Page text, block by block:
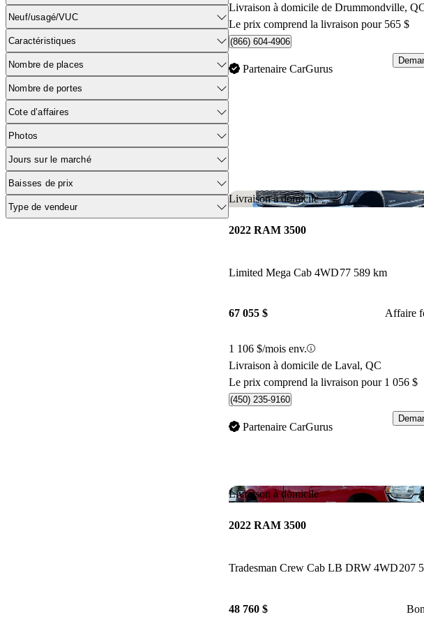
Neuf/usagé/VUC
Caractéristiques
Nombre de places
Nombre de portes
Cote d’affaires
Photos
Jours sur le marché
Baisses de prix
Type de vendeur
Livraison à domicile de Drummondville,
Le prix comprend la livraison pour 565 $
(866) 604-4906
Partenaire CarGurus
Livraison à domicile
2022 RAM 3500
Limited Mega Cab 4WD77 589 km
67 055 $ Affaire
1 106 $/mois env.
Livraison à domicile de Laval, QC
Le prix comprend la livraison pour 1 056 $
(450) 235-9160
Partenaire CarGurus
Livraison à domicile
2022 RAM 3500
Tradesman Crew Cab LB DRW 4WD207
48 760 $